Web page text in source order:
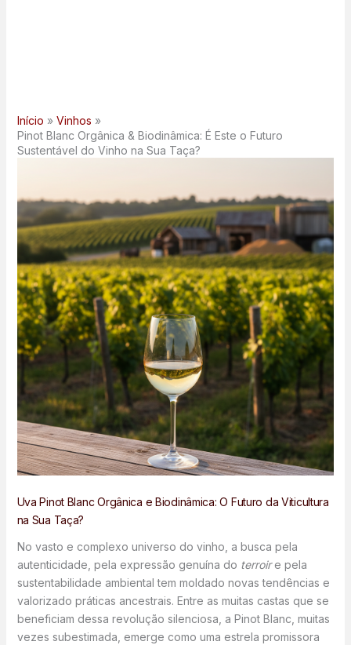
Início
Vinhos
Pinot Blanc Orgânica & Biodinâmica: É Este o Futuro
Sustentável do Vinho na Sua Taça?
Uva Pinot Blanc Orgânica e Biodinâmica: O Futuro da Viticultura
na Sua Taça?
No vasto e complexo universo do vinho, a busca pela
autenticidade, pela expressão genuína do terroire pela
sustentabilidade ambiental tem moldado novas tendências e
valorizado práticas ancestrais. Entre as muitas castas que se
beneficiam dessa revolução silenciosa, a Pinot Blanc, muitas
vezes subestimada, emerge como uma estrela promissora